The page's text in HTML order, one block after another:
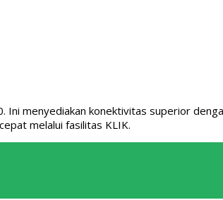
Ini menyediakan konektivitas superior
melalui fasilitas KLIK.